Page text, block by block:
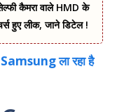
कैमरा वाले HMD के
हुए लीक, जाने डिटेल !
ला रहा है